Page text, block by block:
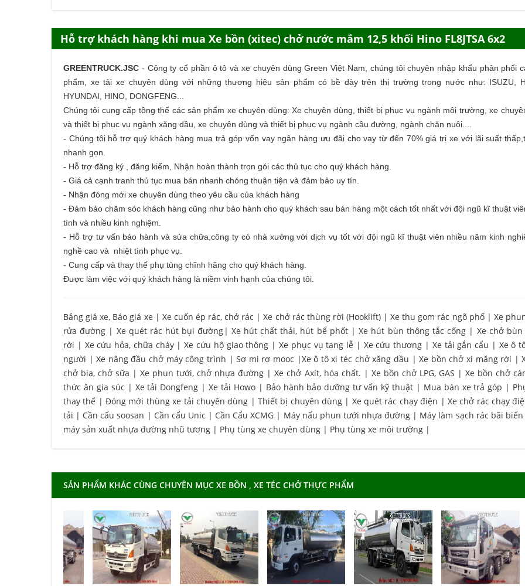
Hỗ trợ khách hàng khi mua Xe bồn (xitec) chở nước mắm 12,5 khối Hino FL8JTSA 6x2
GREENTRUCK.JSC - Công ty cổ phần ô tô và xe chuyên dùng Green Việt Nam, chúng tôi chuyên nhập khẩu phân phối
phẩm, xe tải xe chuyên dùng với những thương hiệu sản phẩm có bề dày trên thị trường trong nước như: ISUZU,
HYUNDAI, HINO, DONGFENG...
Chúng tôi cung cấp tồng thể các sản phẩm xe chuyên dùng: Xe chuyên dùng, thiết bị phục vụ ngành môi trường, xe
và thiết bị phục vụ ngành xăng dầu, xe chuyên dùng và thiết bị phục vụ ngành cầu đường, ngành chăn nuôi....
- Chúng tôi hỗ trợ quý khách hàng mua trả gópvốn vay ngân hàng ưu đãi cho vay từ đến 70% giá trị xe với lãi suất
nhanh gọn.
- Hỗ trợ đăng ký , đăng kiểm, Nhận hoàn thành trọn gói các thủ tục cho quý khách hàng.
- Giá cả cạnh tranh thủ tục mua bán nhanh chóng thuận tiện và đảm bảo uy tín.
- Nhận đóng mới xe chuyên dùng theo yêu cầu của khách hàng
- Đảm bảo chăm sóc khách hàng cũng như bảo hành cho quý khách sau bán hàng một cách tốt nhất với đội ngũ kĩ thuật
tình và nhiều kinh nghiệm.
- Hỗ trợ tư vấn bảo hành và sửa chữa,công ty có nhà xưởng với dịch vụ tốt với đội ngũ kĩ thuật viên nhiều năm kinh
nghề cao và nhiệt tình phục vụ.
- Cung cấp và thay thế phụ tùng chĩnh hãng cho quý khách hàng.
Được làm việc với quý khách hàng là niềm vinh hạnh của chúng tôi.
Bảng giá xe, Báo giá xe | Xe cuốn ép rác, chở rác |Xe chở rác thùng rời (Hooklift)|Xe thu gom rác ngõ phố| Xe
rửa đường | Xe quét rác hút bụi đường | Xe hút chất thải, hút bể phốt|Xe hút bùn thông tắc cống | Xe chở
rời | Xe cứu hỏa, chữa cháy|Xe cứu hộ giao thông | Xe phục vụ tang lễ | Xe cứu thương | Xe tải gắn cẩu | Xe ô
người |Xe nâng đầu chở máy công trình |Sơ mi rơ mooc |Xe ô tô xi téc chở xăng dầu |Xe bồn chở xi măng rời |
chở bia, chở sữa |Xe phun tưới, chở nhựa đường |Xe chở Axít, hóa chất. | Xe bồn chở LPG, GAS | Xe bồn chở
thức ăn gia súc | Xe tải Dongfeng |Xe tải Howo| Bảo hành bảo dưỡng tư vấn kỹ thuật| Mua bán xe trả góp |
thay thế |Đóng mới thùng xe tải chuyên dùng | Thiết bị chuyên dùng | Xe quét rác chạy điện | Xe chở rác chạy
tải | Cần cẩu soosan | Cần cẩu Unic | Cần Cẩu XCMG | Máy nấu phun tưới nhựa đường | Máy làm sạch rác bãi biển
máy sản xuất nhựa đường nhũ tương | Phụ tùng xe chuyên dùng | Phụ tùng xe môi trường |
SẢN PHẨM KHÁC CÙNG CHUYÊN MỤC XE BỒN , XE TÉC CHỞ THỰC PHẨM